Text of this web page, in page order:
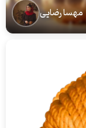
مهسا رضایی